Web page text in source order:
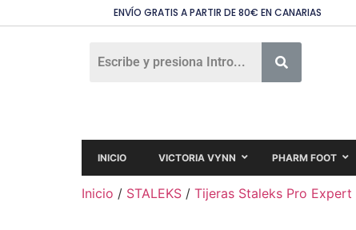
ENVÍO GRATIS A PARTIR DE 80€ EN CANARIAS
INICIO VICTORIA VYNN PHARM FOOT
Inicio / STALEKS / Tijeras Staleks Pro Expert